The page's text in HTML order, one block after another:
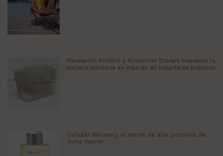
Fundación Arcoíris y Fundación Stanpa impulsan la
belleza solidaria en más de 80 hospitales públicos
Cellular Recovery el serum de alta potencia de
Alma Secret